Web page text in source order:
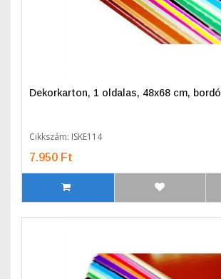
Dekorkarton, 1 oldalas, 48x68 cm, bordó
Cikkszám: ISKE114
7.950 Ft